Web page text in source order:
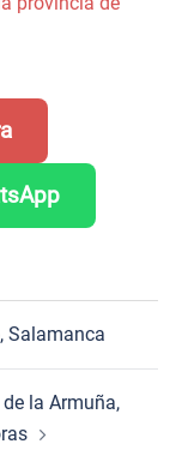
Salamanca
la Armuña,